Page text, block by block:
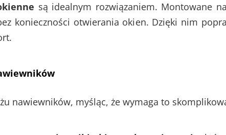
są idealnym rozwiązaniem. Montowane
konieczności otwierania okien. Dzięki nim
nawiewników, myśląc, że wymaga to